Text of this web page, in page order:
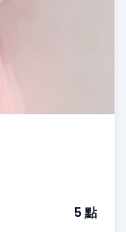
5 點